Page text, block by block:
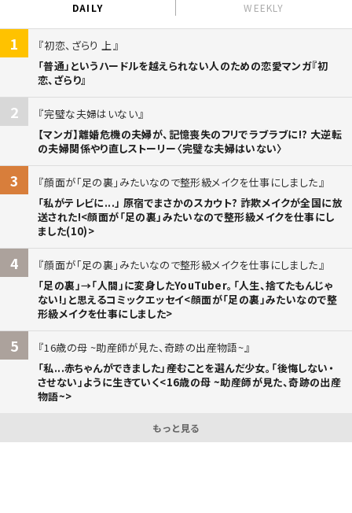
DAILY WEEKLY
1
初恋、ざらり 上
「普通」というハードルを越えられない人のための恋愛マンガ『初
恋、ざらり』
2
完璧な夫婦はいない
【マンガ】離婚危機の夫婦が、記憶喪失のフリでラブラブに!? 大逆転
の夫婦関係やり直しストーリー〈完璧な夫婦はいない〉
3
顔面が「足の裏」みたいなので整形級メイクを仕事にしました
「私がテレビに...」 原宿でまさかのスカウト? 詐欺メイクが全国に放
送された!<顔面が「足の裏」みたいなので整形級メイクを仕事にし
ました(10)>
4
顔面が「足の裏」みたいなので整形級メイクを仕事にしました
「足の裏」→「人間」に変身したYouTuber。「人生、捨てたもんじゃ
ない!」と思えるコミックエッセイ<顔面が「足の裏」みたいなので整
形級メイクを仕事にしました>
5
16歳の母 ~助産師が見た、奇跡の出産物語~
「私...赤ちゃんができました」――産むことを選んだ少女。「後悔しない・
させない」ように生きていく<16歳の母 ~助産師が見た、奇跡の出産
物語~>
もっと見る